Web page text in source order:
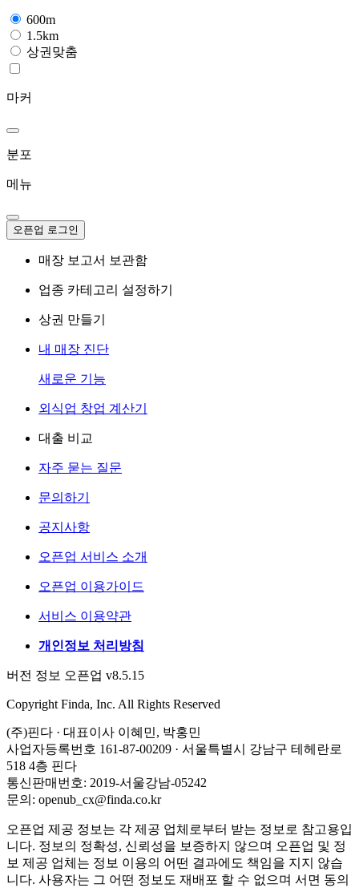
600m
1.5km
상권맞춤
마커
분포
메뉴
오픈업 로그인
매장 보고서 보관함
업종 카테고리 설정하기
상권 만들기
내 매장 진단
새로운 기능
외식업 창업 계산기
대출 비교
자주 묻는 질문
문의하기
공지사항
오픈업 서비스 소개
오픈업 이용가이드
서비스 이용약관
개인정보 처리방침
버전 정보 오픈업 v8.5.15
Copyright Finda, Inc. All Rights Reserved
(주)핀다 · 대표이사 이혜민, 박홍민
사업자등록번호 161-87-00209 · 서울특별시 강남구 테헤란로
518 4층 핀다
통신판매번호: 2019-서울강남-05242
문의: openub_cx@finda.co.kr
오픈업 제공 정보는 각 제공 업체로부터 받는 정보로 참고용입
니다. 정보의 정확성, 신뢰성을 보증하지 않으며 오픈업 및 정
보 제공 업체는 정보 이용의 어떤 결과에도 책임을 지지 않습
니다. 사용자는 그 어떤 정보도 재배포 할 수 없으며 서면 동의